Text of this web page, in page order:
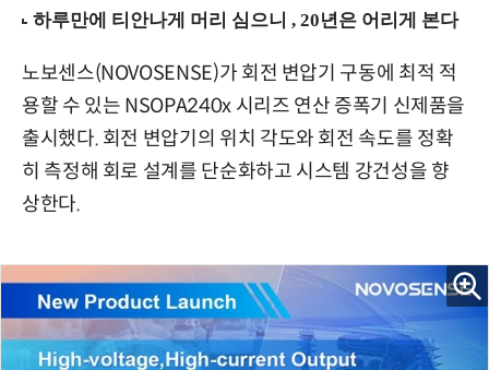
노보센스(NOVOSENSE)가 회전 변압기 구동에 최적 적
용할 수 있는 NSOPA240x 시리즈 연산 증폭기 신제품을
출시했다. 회전 변압기의 위치 각도와 회전 속도를 정확
히 측정해 회로 설계를 단순화하고 시스템 강건성을 향
상한다.